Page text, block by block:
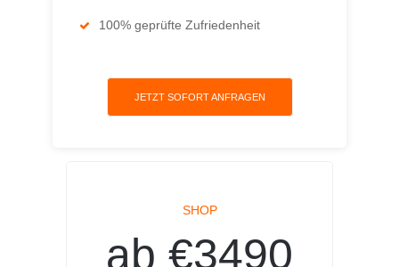
100% geprüfte Zufriedenheit
JETZT SOFORT ANFRAGEN
SHOP
ab €3490